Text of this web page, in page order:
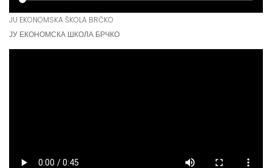
JU EKONOMSKA ŠKOLA BRČKO
ЈУ ЕКОНОМСКА ШКОЛА БРЧКО